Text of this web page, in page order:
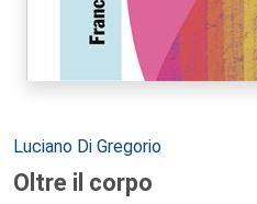
Autori:
Luciano Di Gregorio
Oltre il corpo